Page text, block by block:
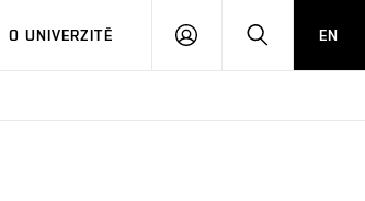
O UNIVERZITĚ
PŘIHLÁSIT HLEDATEN